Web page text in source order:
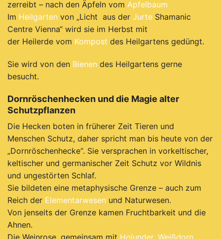
zerreibt – nach den Äpfeln vom Apfelbaum
Im Heilgarten von „Licht aus der Jurte Shamanic
Centre Vienna“ wird sie im Herbst mit
der Heilerde vom Kompost des Heilgartens gedüngt.
Sie wird von den Bienen des Heilgartens gerne
besucht.
Dornröschenhecken und die Magie alter
Schutzpflanzen
Die Hecken boten in früherer Zeit Tieren und
Menschen Schutz, daher spricht man bis heute von der
„Dornröschenhecke“. Sie versprachen in vorkeltischer,
keltischer und germanischer Zeit Schutz vor Wildnis
und ungestörten Schlaf.
Sie bildeten eine metaphysische Grenze – auch zum
Reich der Elementarwesen und Naturwesen.
Von jenseits der Grenze kamen Fruchtbarkeit und die
Ahnen.
Die Weinrose, gemeinsam mit Holunder, Weißdorn,